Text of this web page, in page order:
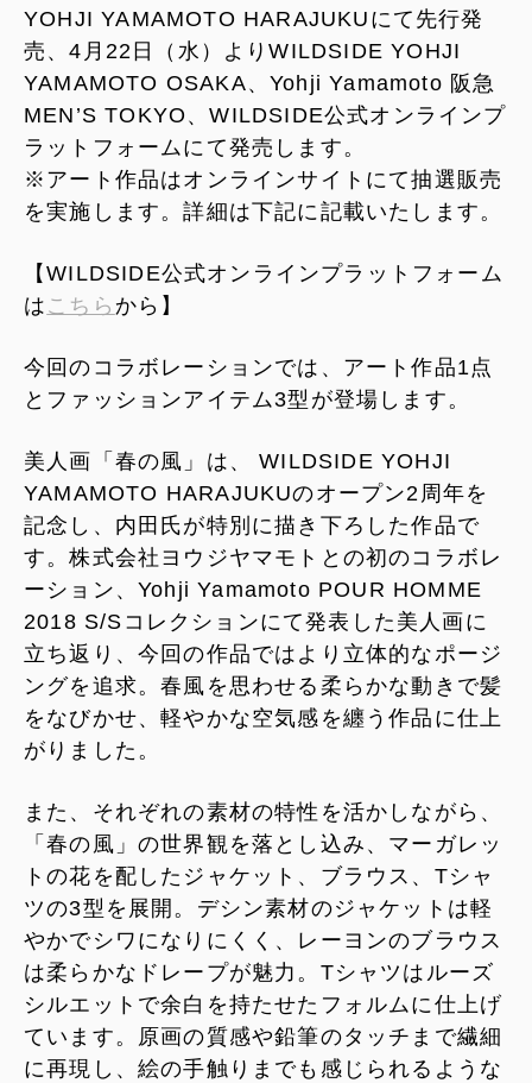
YOHJI YAMAMOTO HARAJUKUにて先行発
売、4月22日（水）よりWILDSIDE YOHJI
YAMAMOTO OSAKA、Yohji Yamamoto 阪急
MEN’S TOKYO、WILDSIDE公式オンラインプ
ラットフォームにて発売します。
※アート作品はオンラインサイトにて抽選販売
を実施します。詳細は下記に記載いたします。
【WILDSIDE公式オンラインプラットフォーム
は こちら から】
今回のコラボレーションでは、アート作品1点
とファッションアイテム3型が登場します。
美人画「春の風」は、 WILDSIDE YOHJI
YAMAMOTO HARAJUKUのオープン2周年を
記念し、内田氏が特別に描き下ろした作品で
す。株式会社ヨウジヤマモトとの初のコラボレ
ーション、Yohji Yamamoto POUR HOMME
2018 S/Sコレクションにて発表した美人画に
立ち返り、今回の作品ではより立体的なポージ
ングを追求。春風を思わせる柔らかな動きで髪
をなびかせ、軽やかな空気感を纏う作品に仕上
がりました。
また、それぞれの素材の特性を活かしながら、
「春の風」の世界観を落とし込み、マーガレッ
トの花を配したジャケット、ブラウス、Tシャ
ツの3型を展開。デシン素材のジャケットは軽
やかでシワになりにくく、レーヨンのブラウス
は柔らかなドレープが魅力。Tシャツはルーズ
シルエットで余白を持たせたフォルムに仕上げ
ています。原画の質感や鉛筆のタッチまで繊細
に再現し、絵の手触りまでも感じられるような